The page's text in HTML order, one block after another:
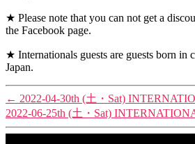
★ Please note that you can not get a
the Facebook page.
★ Internationals guests are guests born in
Japan.
← 2022-04-30th (土・Sat)
2022-06-25th (土・Sat)